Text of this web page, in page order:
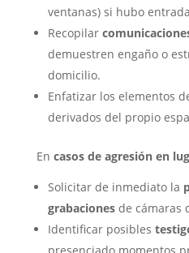
ventanas) si hubo
Recopilar
demuestren engaño o
domicilio.
Enfatizar los elementos
derivados del propio
En casos de agresión en
Solicitar de inmediato la
grabacionesde cámaras
Identificar posibles